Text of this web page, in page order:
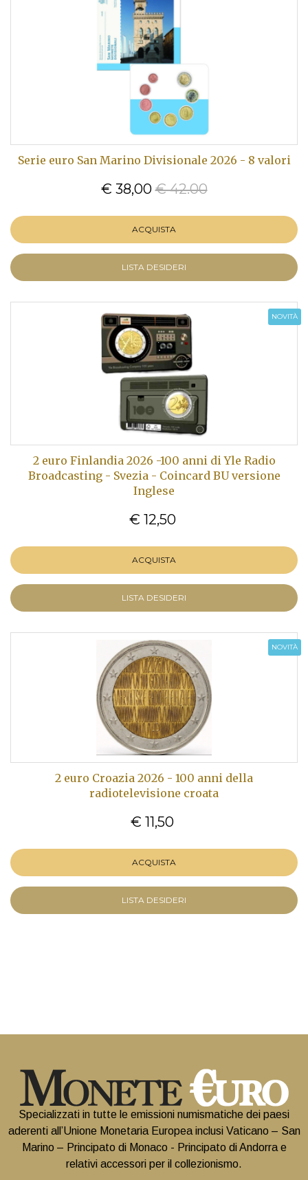
Serie euro San Marino Divisionale 2026 - 8 valori
€ 38,00 € 42.00
ACQUISTA
LISTA DESIDERI
NOVITÀ
2 euro Finlandia 2026 -100 anni di Yle Radio
Broadcasting - Svezia - Coincard BU versione
Inglese
€ 12,50
ACQUISTA
LISTA DESIDERI
NOVITÀ
2 euro Croazia 2026 - 100 anni della
radiotelevisione croata
€ 11,50
ACQUISTA
LISTA DESIDERI
Specializzati in tutte le emissioni numismatiche dei paesi
aderenti all’Unione Monetaria Europea inclusi Vaticano – San
Marino – Principato di Monaco - Principato di Andorra e
relativi accessori per il collezionismo.